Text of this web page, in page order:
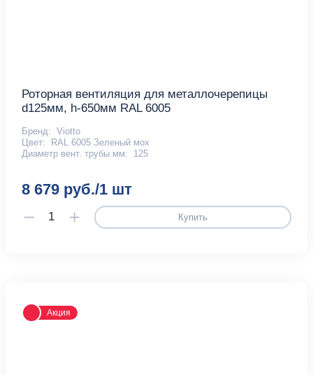
Роторная вентиляция для металлочерепицы
d125мм, h-650мм RAL 6005
Бренд: Viotto
Цвет:
RAL 6005 Зеленый мох
Диаметр вент. трубы мм:
125
8 679 руб./1 шт
Купить
Акция